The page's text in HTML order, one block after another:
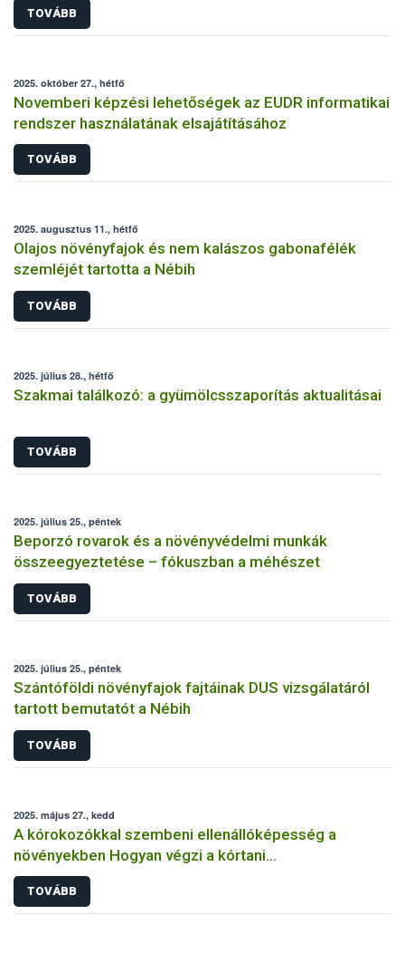
TOVÁBB
2025. október 27., hétfő
Novemberi képzési lehetőségek az EUDR informatikai
rendszer használatának elsajátításához
TOVÁBB
2025. augusztus 11., hétfő
Olajos növényfajok és nem kalászos gabonafélék
szemléjét tartotta a Nébih
TOVÁBB
2025. július 28., hétfő
Szakmai találkozó: a gyümölcsszaporítás aktualitásai
TOVÁBB
2025. július 25., péntek
Beporzó rovarok és a növényvédelmi munkák
összeegyeztetése – fókuszban a méhészet
TOVÁBB
2025. július 25., péntek
Szántóföldi növényfajok fajtáinak DUS vizsgálatáról
tartott bemutatót a Nébih
TOVÁBB
2025. május 27., kedd
A kórokozókkal szembeni ellenállóképesség a
növényekben Hogyan végzi a kórtani
rezisztenciavizsgálatokat a Nébih?
TOVÁBB